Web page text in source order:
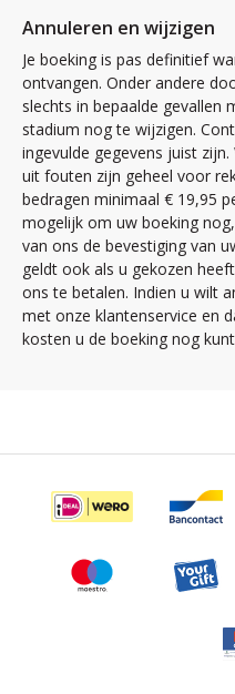
Annuleren en wijzigen
Je boeking is pas definitief
ontvangen. Onder andere
slechts in bepaalde gevallen
stadium nog te wijzigen.
ingevulde gegevens juist
uit fouten zijn geheel voor
bedragen minimaal € 19,95
mogelijk om uw boeking
van ons de bevestiging van
geldt ook als u gekozen
ons te betalen. Indien u wilt
met onze klantenservice en
kosten u de boeking nog